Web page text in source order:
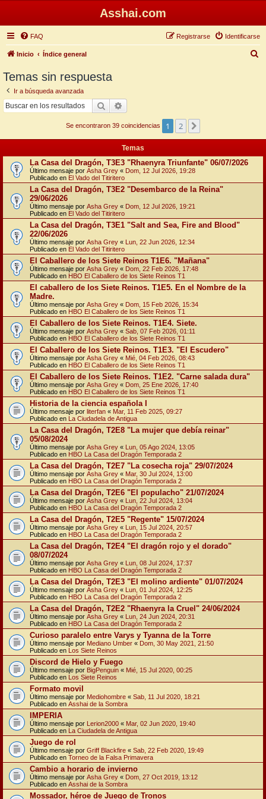
Asshai.com
FAQ Identificarse
Registrarse
Inicio Índice general
Temas sin respuesta
Ir a búsqueda avanzada
Buscar
Se encontraron 39 coincidencias 1 2
Temas
La Casa del Dragón, T3E3 "Rhaenyra Triunfante" 06/07/2026
Último mensaje por Asha Grey « Dom, 12 Jul 2026, 19:28
Publicado en El Vado del Titiritero
La Casa del Dragón, T3E2 "Desembarco de la Reina"
29/06/2026
Último mensaje por Asha Grey « Dom, 12 Jul 2026, 19:21
Publicado en El Vado del Titiritero
La Casa del Dragón, T3E1 "Salt and Sea, Fire and Blood"
22/06/2026
Último mensaje por Asha Grey « Lun, 22 Jun 2026, 12:34
Publicado en El Vado del Titiritero
El Caballero de los Siete Reinos T1E6. "Mañana"
Último mensaje por Asha Grey « Dom, 22 Feb 2026, 17:48
Publicado en HBO El Caballero de los Siete Reinos T1
El caballero de los Siete Reinos. T1E5. En el Nombre de la
Madre.
Último mensaje por Asha Grey « Dom, 15 Feb 2026, 15:34
Publicado en HBO El Caballero de los Siete Reinos T1
El Caballero de los Siete Reinos. T1E4. Siete.
Último mensaje por Asha Grey « Sab, 07 Feb 2026, 01:11
Publicado en HBO El Caballero de los Siete Reinos T1
El Caballero de los Siete Reinos. T1E3. "El Escudero"
Último mensaje por Asha Grey « Mié, 04 Feb 2026, 08:43
Publicado en HBO El Caballero de los Siete Reinos T1
El Caballero de los Siete Reinos. T1E2. "Carne salada dura"
Último mensaje por Asha Grey « Dom, 25 Ene 2026, 17:40
Publicado en HBO El Caballero de los Siete Reinos T1
Historia de la ciencia española I
Último mensaje por literfan « Mar, 11 Feb 2025, 09:27
Publicado en La Ciudadela de Antigua
La Casa del Dragón, T2E8 "La mujer que debía reinar"
05/08/2024
Último mensaje por Asha Grey « Lun, 05 Ago 2024, 13:05
Publicado en HBO La Casa del Dragón Temporada 2
La Casa del Dragón, T2E7 "La cosecha roja" 29/07/2024
Último mensaje por Asha Grey « Mar, 30 Jul 2024, 13:00
Publicado en HBO La Casa del Dragón Temporada 2
La Casa del Dragón, T2E6 "El populacho" 21/07/2024
Último mensaje por Asha Grey « Lun, 22 Jul 2024, 13:04
Publicado en HBO La Casa del Dragón Temporada 2
La Casa del Dragón, T2E5 "Regente" 15/07/2024
Último mensaje por Asha Grey « Lun, 15 Jul 2024, 20:57
Publicado en HBO La Casa del Dragón Temporada 2
La Casa del Dragón, T2E4 "El dragón rojo y el dorado"
08/07/2024
Último mensaje por Asha Grey « Lun, 08 Jul 2024, 17:37
Publicado en HBO La Casa del Dragón Temporada 2
La Casa del Dragón, T2E3 "El molino ardiente" 01/07/2024
Último mensaje por Asha Grey « Lun, 01 Jul 2024, 12:25
Publicado en HBO La Casa del Dragón Temporada 2
La Casa del Dragón, T2E2 "Rhaenyra la Cruel" 24/06/2024
Último mensaje por Asha Grey « Lun, 24 Jun 2024, 20:31
Publicado en HBO La Casa del Dragón Temporada 2
Curioso paralelo entre Varys y Tyanna de la Torre
Último mensaje por Mediano Umber « Dom, 30 May 2021, 21:50
Publicado en Los Siete Reinos
Discord de Hielo y Fuego
Último mensaje por BigPenguin « Mié, 15 Jul 2020, 00:25
Publicado en Los Siete Reinos
Formato movil
Último mensaje por Mediohombre « Sab, 11 Jul 2020, 18:21
Publicado en Asshai de la Sombra
IMPERIA
Último mensaje por Lerion2000 « Mar, 02 Jun 2020, 19:40
Publicado en La Ciudadela de Antigua
Juego de rol
Último mensaje por Griff Blackfire « Sab, 22 Feb 2020, 19:49
Publicado en Torneo de la Falsa Primavera
Cambio a horario de invierno
Último mensaje por Asha Grey « Dom, 27 Oct 2019, 13:12
Publicado en Asshai de la Sombra
Mossador, héroe de Juego de Tronos